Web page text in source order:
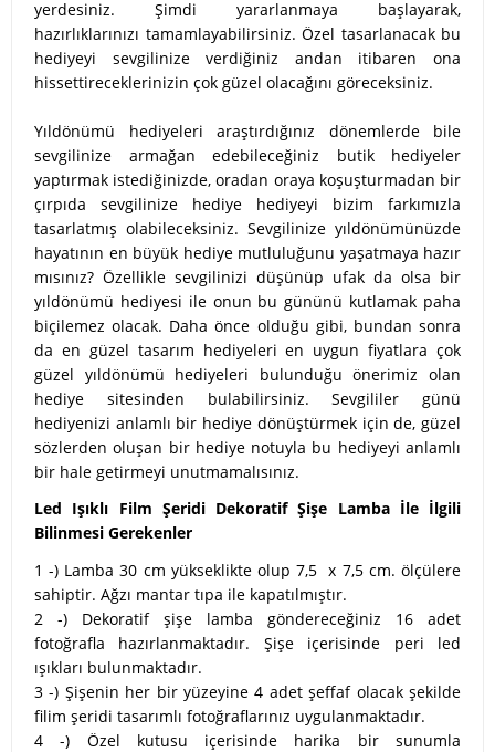
yerdesiniz. Şimdi yararlanmaya başlayarak,
hazırlıklarınızı tamamlayabilirsiniz. Özel tasarlanacak bu
hediyeyi sevgilinize verdiğiniz andan itibaren ona
hissettireceklerinizin çok güzel olacağını göreceksiniz.
Yıldönümü hediyeleri araştırdığınız dönemlerde bile
sevgilinize armağan edebileceğiniz butik hediyeler
yaptırmak istediğinizde, oradan oraya koşuşturmadan bir
çırpıda sevgilinize hediye hediyeyi bizim farkımızla
tasarlatmış olabileceksiniz. Sevgilinize yıldönümünüzde
hayatının en büyük hediye mutluluğunu yaşatmaya hazır
mısınız? Özellikle sevgilinizi düşünüp ufak da olsa bir
yıldönümü hediyesi ile onun bu gününü kutlamak paha
biçilemez olacak. Daha önce olduğu gibi, bundan sonra
da en güzel tasarım hediyeleri en uygun fiyatlara çok
güzel yıldönümü hediyeleri bulunduğu önerimiz olan
hediye sitesinden bulabilirsiniz. Sevgililer günü
hediyenizi anlamlı bir hediye dönüştürmek için de, güzel
sözlerden oluşan bir hediye notuyla bu hediyeyi anlamlı
bir hale getirmeyi unutmamalısınız.
Led Işıklı Film Şeridi Dekoratif Şişe Lamba İle İlgili
Bilinmesi Gerekenler
1 -) Lamba 30 cm yükseklikte olup 7,5 x 7,5 cm. ölçülere
sahiptir. Ağzı mantar tıpa ile kapatılmıştır.
2 -) Dekoratif şişe lamba göndereceğiniz 16 adet
fotoğrafla hazırlanmaktadır. Şişe içerisinde peri led
ışıkları bulunmaktadır.
3 -) Şişenin her bir yüzeyine 4 adet şeffaf olacak şekilde
filim şeridi tasarımlı fotoğraflarınız uygulanmaktadır.
4 -) Özel kutusu içerisinde harika bir sunumla